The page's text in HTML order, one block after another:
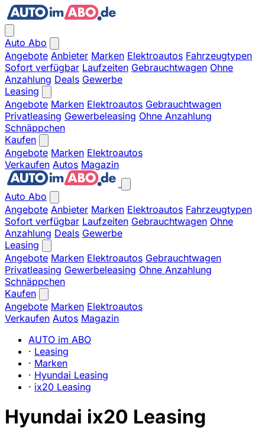
Auto Abo
Angebote Anbieter Marken Elektroautos Fahrzeugtypen
Sofort verfügbar Laufzeiten Gebrauchtwagen Ohne
Anzahlung Deals Gewerbe
Leasing
Angebote Marken Elektroautos Gebrauchtwagen
Privatleasing Gewerbeleasing Ohne Anzahlung
Schnäppchen
Kaufen
Angebote Marken Elektroautos
Verkaufen Autos Magazin
Auto Abo
Angebote Anbieter Marken Elektroautos Fahrzeugtypen
Sofort verfügbar Laufzeiten Gebrauchtwagen Ohne
Anzahlung Deals Gewerbe
Leasing
Angebote Marken Elektroautos Gebrauchtwagen
Privatleasing Gewerbeleasing Ohne Anzahlung
Schnäppchen
Kaufen
Angebote Marken Elektroautos
Verkaufen Autos Magazin
AUTO im ABO
· Leasing
· Marken
· Hyundai Leasing
· ix20 Leasing
Hyundai ix20 Leasing